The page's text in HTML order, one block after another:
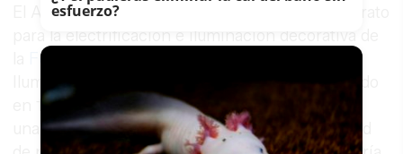
El Ayuntamiento de Jerez ha adjudicado el contrato
para la electrificación e iluminación decorativa de
Feria del Caballo
Iluminaciones Ximénez, S.A. El acuerdo, valorado
en 13.986.078,83 euros con IVA incluido, tiene
una duración inicial de 9 años, con la posibilidad
esfuerzo?